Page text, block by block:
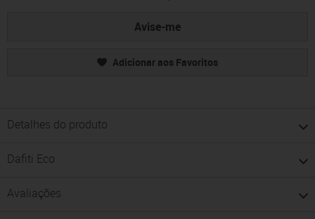
Avise-me
Adicionar aos Favoritos
Detalhes do produto
Dafiti Eco
Avaliações